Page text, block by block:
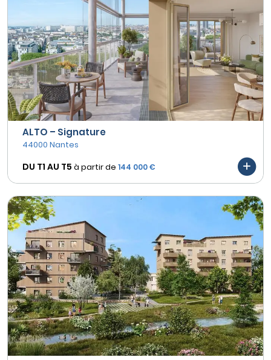
ALTO – Signature
44000 Nantes
DU T1 AU T5 à partir de 144 000 €